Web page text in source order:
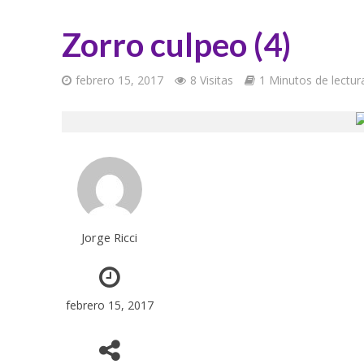
Zorro culpeo (4)
febrero 15, 2017 8 Visitas 1 Minutos de
Jorge Ricci
febrero 15, 2017